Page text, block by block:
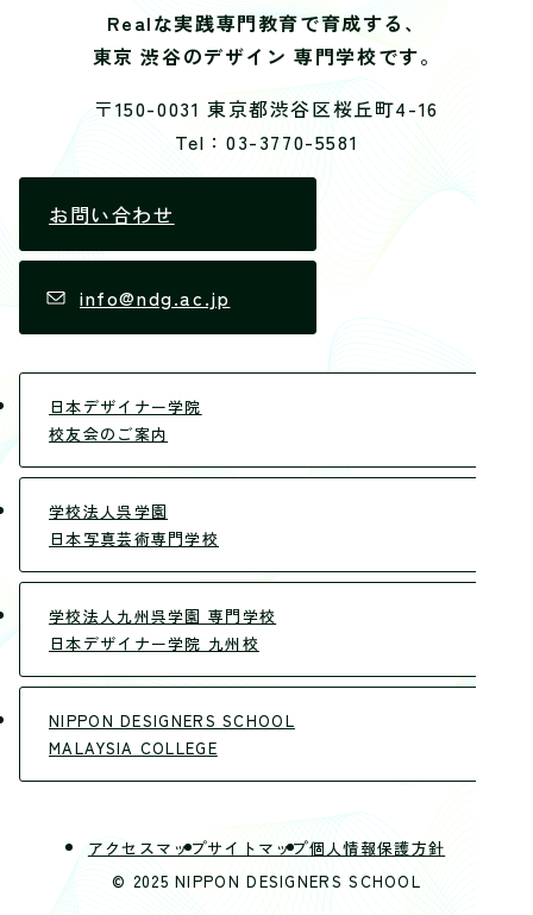
Realな実践専門教育で育成する、
東京 渋谷のデザイン 専門学校です。
〒150-0031 東京都渋谷区桜丘町4-16
Tel：03-3770-5581
お問い合わせ
info@ndg.ac.jp
日本デザイナー学院
校友会のご案内
学校法人呉学園
日本写真芸術専門学校
学校法人九州呉学園 専門学校
日本デザイナー学院 九州校
NIPPON DESIGNERS SCHOOL
MALAYSIA COLLEGE
アクセスマップサイトマップ個人情報保護方針
© 2025 NIPPON DESIGNERS SCHOOL